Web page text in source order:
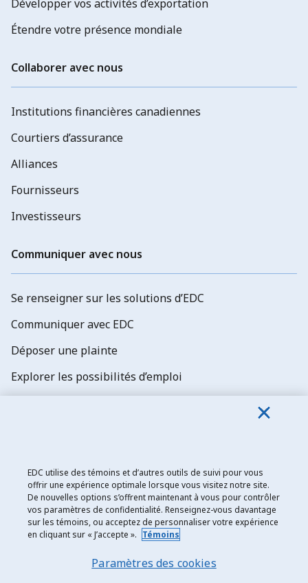
Développer vos activités d’exportation
Étendre votre présence mondiale
Collaborer avec nous
Institutions financières canadiennes
Courtiers d’assurance
Alliances
Fournisseurs
Investisseurs
Communiquer avec nous
Se renseigner sur les solutions d’EDC
Communiquer avec EDC
Déposer une plainte
Explorer les possibilités d’emploi
Exportation et développement Canada
Énoncé de confidentialité
EDC utilise des témoins et d’autres outils de suivi pour vous
offrir une expérience optimale lorsque vous visitez notre site.
De nouvelles options s’offrent maintenant à vous pour contrôler
vos paramètres de confidentialité. Renseignez-vous davantage
sur les témoins, ou acceptez de personnaliser votre expérience
en cliquant sur « J’accepte ». Témoins
Paramètres des cookies